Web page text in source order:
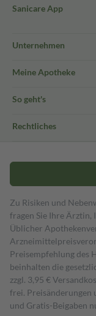
Sanicare App
Unternehmen
Meine Apotheke
So geht's
Rechtliches
Zu Risiken und
fragen Sie Ihre Ärztin,
Üblicher
Preisempfehlung des
beinhalten die
zzgl. 3,95 €
frei.
und Gratis-Beigaben